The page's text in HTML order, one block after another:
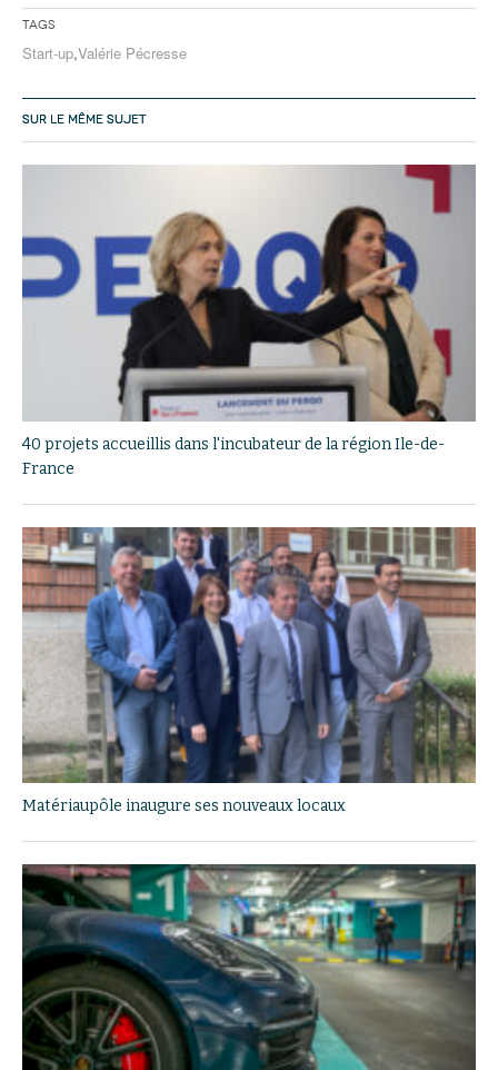
Tags
Start-up,Valérie Pécresse
SUR LE MÊME SUJET
40 projets accueillis dans l'incubateur de la région Ile-de-
France
Matériaupôle inaugure ses nouveaux locaux